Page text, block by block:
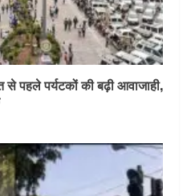
से पहले पर्यटकों की बढ़ी आवाजाही,